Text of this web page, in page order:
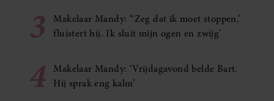
3
Makelaar Mandy: ‘‘Zeg dat ik moet stoppen,’
fluistert hij. Ik sluit mijn ogen en zwijg’
4
Makelaar Mandy: ‘Vrijdagavond belde Bart.
Hij sprak eng kalm’